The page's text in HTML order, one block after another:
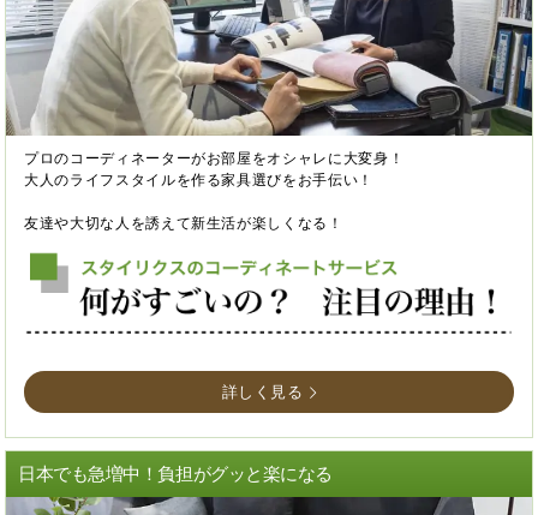
プロのコーディネーターがお部屋をオシャレに大変身！
大人のライフスタイルを作る家具選びをお手伝い！
友達や大切な人を誘えて新生活が楽しくなる！
詳しく見る
日本でも急増中！負担がグッと楽になる